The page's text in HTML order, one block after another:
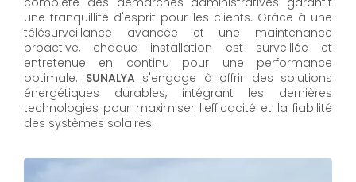
une tranquillité d'esprit pour les clients. Grâce à une
télésurveillance avancée et une maintenance
proactive, chaque installation est surveillée et
entretenue en continu pour une performance
optimale. SUNALYA s'engage à offrir des solutions
énergétiques durables, intégrant les dernières
technologies pour maximiser l'efficacité et la fiabilité
des systèmes solaires.